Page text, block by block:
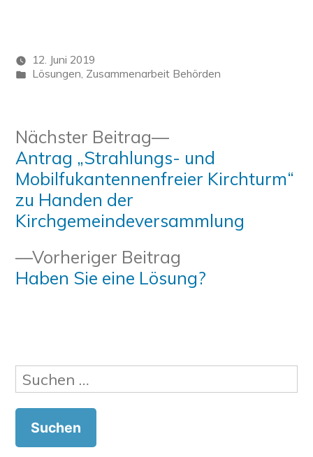
12. Juni 2019
Veröffentlicht
Lösungen, Zusammenarbeit Behörden
Beitragsnavigation
Vorheriger Beitrag
Beitrag:
Haben Sie eine Lösung?
Nächster Beitrag
Nächster
Beitrag:
Antrag „Strahlungs- und
Mobilfukantennenfreier Kirchturm“
zu Handen der
Kirchgemeindeversammlung
Suchen
nach: